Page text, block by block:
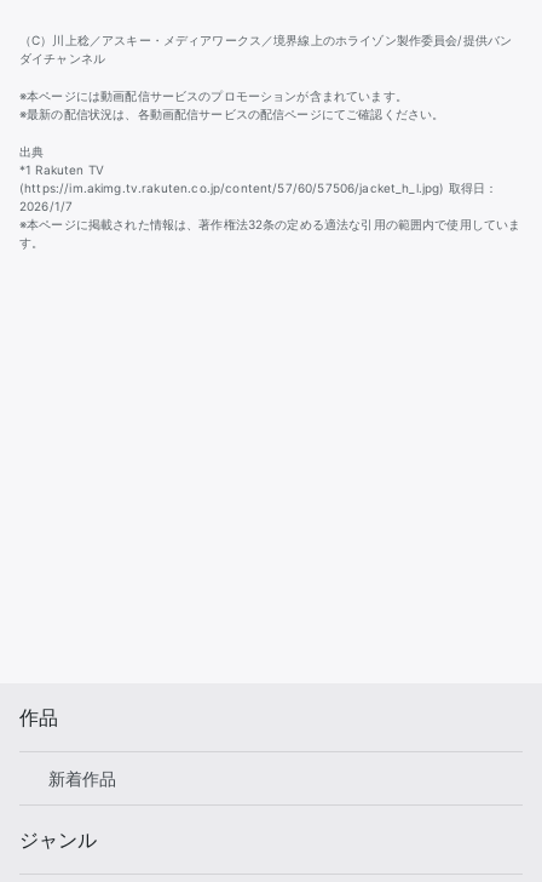
（C）川上稔／アスキー・メディアワークス／境界線上のホライゾン製作委員会/提供バン
ダイチャンネル
※本ページには動画配信サービスのプロモーションが含まれています。
※最新の配信状況は、各動画配信サービスの配信ページにてご確認ください。
出典
*1 Rakuten TV
(https://im.akimg.tv.rakuten.co.jp/content/57/60/57506/jacket_h_l.jpg) 取得日：
2026/1/7
※本ページに掲載された情報は、著作権法32条の定める適法な引用の範囲内で使用していま
す。
作品
新着作品
ジャンル